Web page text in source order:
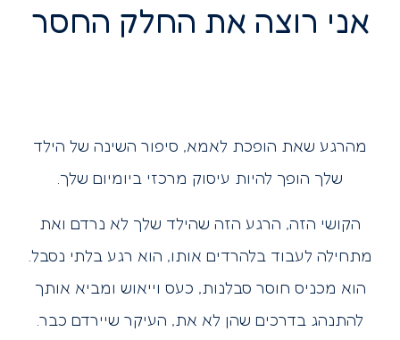
אני רוצה את החלק החסר
מהרגע שאת הופכת לאמא, סיפור השינה של הילד
שלך הופך להיות עיסוק מרכזי ביומיום שלך.
הקושי הזה, הרגע הזה שהילד שלך לא נרדם ואת
מתחילה לעבוד בלהרדים אותו, הוא רגע בלתי נסבל.
הוא מכניס חוסר סבלנות, כעס וייאוש ומביא אותך
להתנהג בדרכים שהן לא את, העיקר שיירדם כבר.